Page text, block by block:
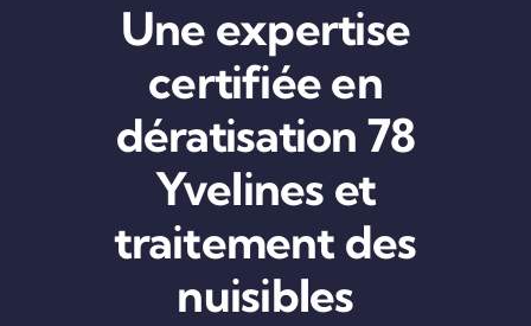
Une expertise
certifiée en
dératisation 78
Yvelines et
traitement des
nuisibles